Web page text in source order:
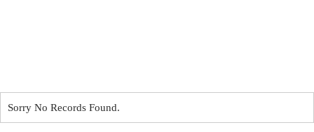
Sorry No Records Found.